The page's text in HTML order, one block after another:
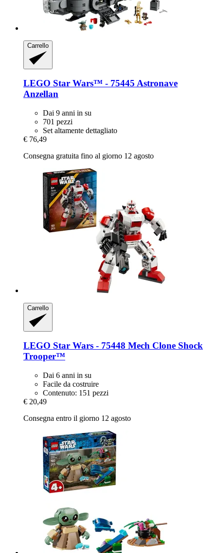
Carrello
LEGO Star Wars™ -​ 75445 Astronave
Anzellan
Dai 9 anni in su
701 pezzi
Set altamente dettagliato
€ 76,49
Consegna gratuita fino al giorno 12 agosto
Carrello
LEGO Star Wars -​ 75448 Mech Clone Shock
Trooper™
Dai 6 anni in su
Facile da costruire
Contenuto: 151 pezzi
€ 20,49
Consegna entro il giorno 12 agosto